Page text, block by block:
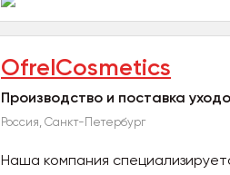
OfrelCosmetics
Производство и поставка
Россия, Санкт-Петербург
Наша компания